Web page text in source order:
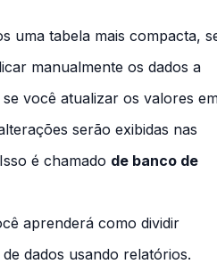
uma tabela mais compacta,
manualmente os dados a
você atualizar os valores
serão exibidas nas
é chamado de banco de
aprenderá como dividir
dados usando relatórios.